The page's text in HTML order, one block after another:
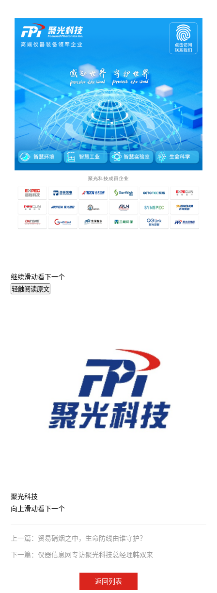
继续滑动看下一个
轻触阅读原文
聚光科技
向上滑动看下一个
上一篇：贸易硝烟之中，生命防线由谁守护？
下一篇：仪器信息网专访聚光科技总经理韩双来
返回列表